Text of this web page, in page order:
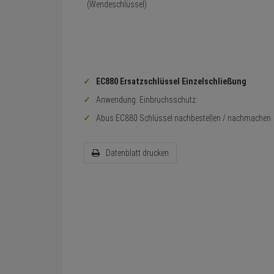
EC880 Ersatzschlüssel Einzelschließung
Anwendung: Einbruchsschutz
Abus EC880 Schlüssel nachbestellen / nachmachen
Datenblatt drucken